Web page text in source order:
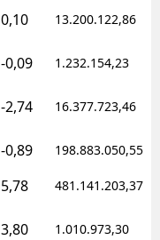
0,10 13.200.122,86
-0,09 1.232.154,23
-2,74 16.377.723,46
-0,89 198.883.050,55
5,78 481.141.203,37
3,80 1.010.973,30